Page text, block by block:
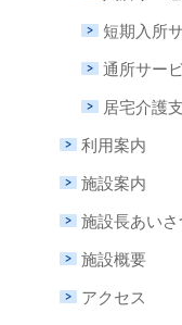
短期入所
通所サー
居宅介護
利用案内
施設案内
施設長あいさ
施設概要
アクセス